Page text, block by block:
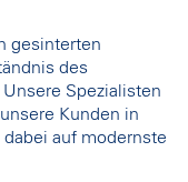
gesinterten
des
Spezialisten
Kunden in
auf modernste